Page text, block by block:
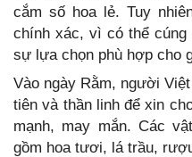
cắm số hoa lẻ. Tuy
chính xác, vì có thể cúng
sự lựa chọn phù hợp cho
Vào ngày Rằm, người
tiên và thần linh để xin
mạnh, may mắn. Các
gồm hoa tươi, lá trầu,